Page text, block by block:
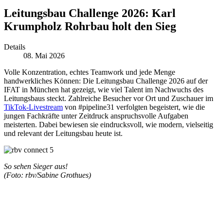
Leitungsbau Challenge 2026: Karl
Krumpholz Rohrbau holt den Sieg
Details
08. Mai 2026
Volle Konzentration, echtes Teamwork und jede Menge
handwerkliches Können: Die Leitungsbau Challenge 2026 auf der
IFAT in München hat gezeigt, wie viel Talent im Nachwuchs des
Leitungsbaus steckt. Zahlreiche Besucher vor Ort und Zuschauer im
TikTok-Livestream von #pipeline31 verfolgten begeistert, wie die
jungen Fachkräfte unter Zeitdruck anspruchsvolle Aufgaben
meisterten. Dabei bewiesen sie eindrucksvoll, wie modern, vielseitig
und relevant der Leitungsbau heute ist.
So sehen Sieger aus!
(Foto: rbv/Sabine Grothues)